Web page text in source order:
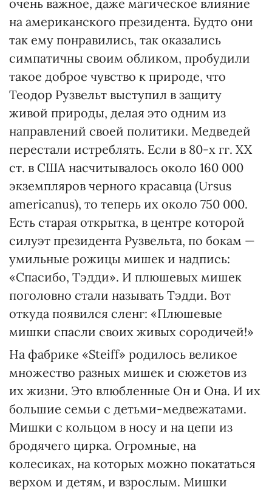
очень важное, даже магическое влияние
на американского президента. Будто они
так ему понравились, так оказались
симпатичны своим обликом, пробудили
такое доброе чувство к природе, что
Теодор Рузвельт выступил в защиту
живой природы, делая это одним из
направлений своей политики. Медведей
перестали истреблять. Если в 80-х гг. XX
ст. в США насчитывалось около 160 000
экземпляров черного красавца (Ursus
americanus), то теперь их около 750 000.
Есть старая открытка, в центре которой
силуэт президента Рузвельта, по бокам —
умильные рожицы мишек и надпись:
«Спасибо, Тэдди». И плюшевых мишек
поголовно стали называть Тэдди. Вот
откуда появился сленг: «Плюшевые
мишки спасли своих живых сородичей!»
На фабрике «Steiff» родилось великое
множество разных мишек и сюжетов из
их жизни. Это влюбленные Он и Она. И их
большие семьи с детьми-медвежатами.
Мишки с кольцом в носу и на цепи из
бродячего цирка. Огромные, на
колесиках, на которых можно покататься
верхом и детям, и взрослым. Мишки